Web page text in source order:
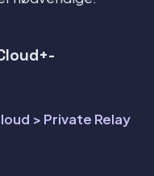
> Private Relay